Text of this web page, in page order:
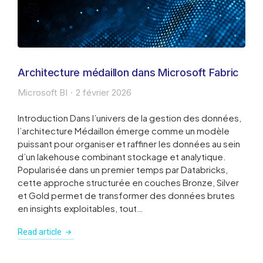
Architecture médaillon dans Microsoft Fabric
Microsoft BI 2 février 2026
Introduction Dans l’univers de la gestion des données,
l’architecture Médaillon émerge comme un modèle
puissant pour organiser et raffiner les données au sein
d’un lakehouse combinant stockage et analytique.
Popularisée dans un premier temps par Databricks,
cette approche structurée en couches Bronze, Silver
et Gold permet de transformer des données brutes
en insights exploitables, tout…
Read article